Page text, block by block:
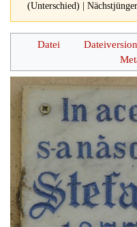
(Unterschied) |
Wechseln zu: Navigation,
Datei